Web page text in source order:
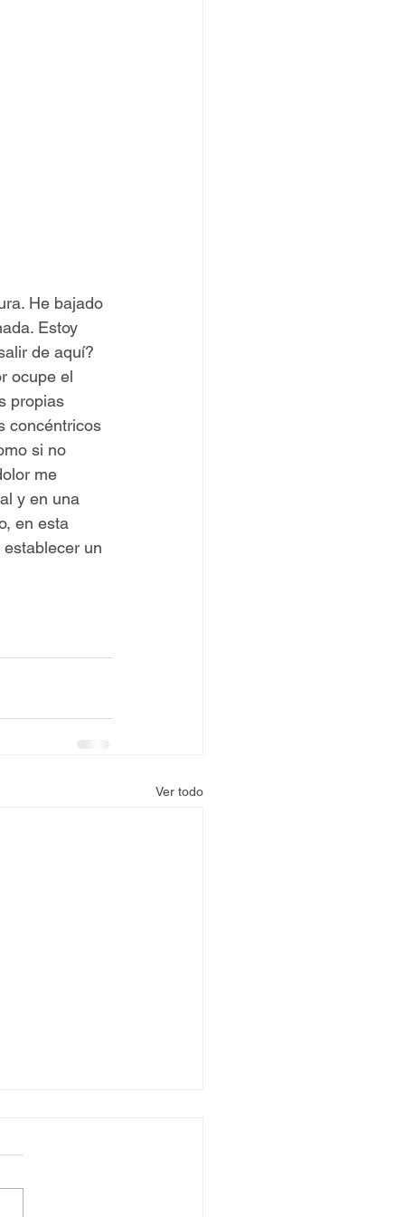
He bajado
Estoy
de aquí?
ocupe el
propias
concéntricos
si no
me
y en una
en esta
un
Ver todo